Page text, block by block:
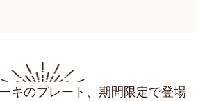
キのプレート、期間限定で登場